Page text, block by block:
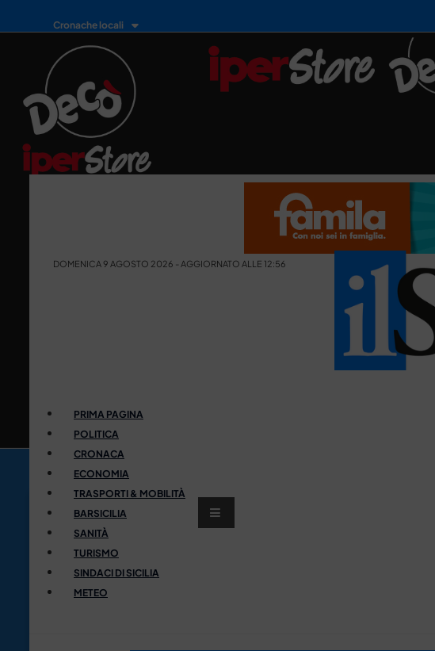
Cronache locali
DOMENICA 9 AGOSTO 2026 - AGGIORNATO ALLE 12:56
PRIMA PAGINA
POLITICA
CRONACA
ECONOMIA
TRASPORTI & MOBILITÀ
BARSICILIA
SANITÀ
TURISMO
SINDACI DI SICILIA
METEO